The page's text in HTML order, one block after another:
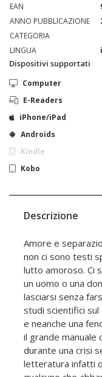
EAN
ANNO PUBBLICAZIONE
CATEGORIA
LINGUA
Dispositivi supportati
Computer
E-Readers
iPhone/iPad
Androids
Kindle
Kobo
Descrizione
Amore e
non ci sono testi
lutto amoroso. Ci
un uomo o una
lasciarsi senza
studi scientifici
e neanche una
il grande manuale
durante una crisi
letteratura infatti